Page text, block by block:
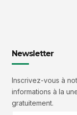
Newsletter
Inscrivez-vous à
informations à la
gratuitement.